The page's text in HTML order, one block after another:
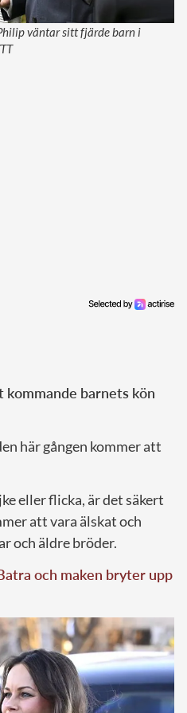
väntar sitt fjärde barn i
kommande barnets kön
här gången kommer att
eller flicka, är det säkert
att vara älskat och
och äldre bröder.
och maken bryter upp